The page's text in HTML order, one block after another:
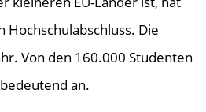
Die
Von den 160.000 Studenten
an.